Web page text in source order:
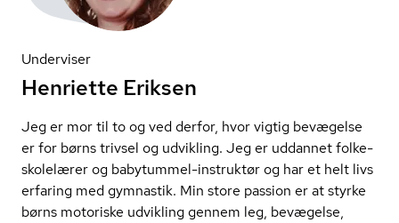
Underviser
Henriette Eriksen
Jeg er mor til to og ved derfor, hvor vigtig bevægelse
er for børns trivsel og udvikling. Jeg er uddannet fol­ke­
sko­le­læ­rer og babytummel-instruktør og har et helt livs
erfaring med gymnastik. Min store passion er at styrke
børns motoriske udvikling gennem leg, bevægelse,